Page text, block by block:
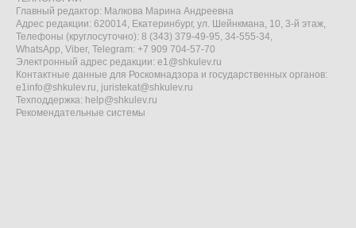
Главный редактор: Малкова Марина Андреевна
Адрес редакции: 620014, Екатеринбург, ул. Шейнкмана, 10, 3-й этаж,
Телефоны (круглосуточно): 8 (343) 379-49-95, 34-555-34,
WhatsApp, Viber, Telegram: +7 909 704-57-70
Электронный адрес редакции: e1@shkulev.ru
Контактные данные для Роскомнадзора и государственных органов:
e1info@shkulev.ru, juristekat@shkulev.ru
Техподдержка: help@shkulev.ru
Рекомендательные системы